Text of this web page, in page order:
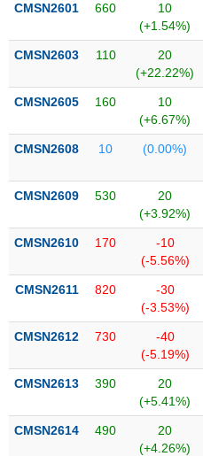
thái
phiếu
mô
thị
Niêm
Niêm
mới
yết
sung
niêm
yết
CMSN2601 660
10
(+1.54%)
CMSN2603 110
20
(+22.22%)
CMSN2605 160
10
(+6.67%)
CMSN2608 10 (0.00%)
CMSN2609 530
20
(+3.92%)
CMSN2610 170
-10
(-5.56%)
CMSN2611 820
-30
(-3.53%)
CMSN2612 730
-40
(-5.19%)
CMSN2613 390
20
(+5.41%)
CMSN2614 490
20
(+4.26%)
NGÀNH
DOANH
NGHIỆP
PHIẾU
PHÁI
TRÁI